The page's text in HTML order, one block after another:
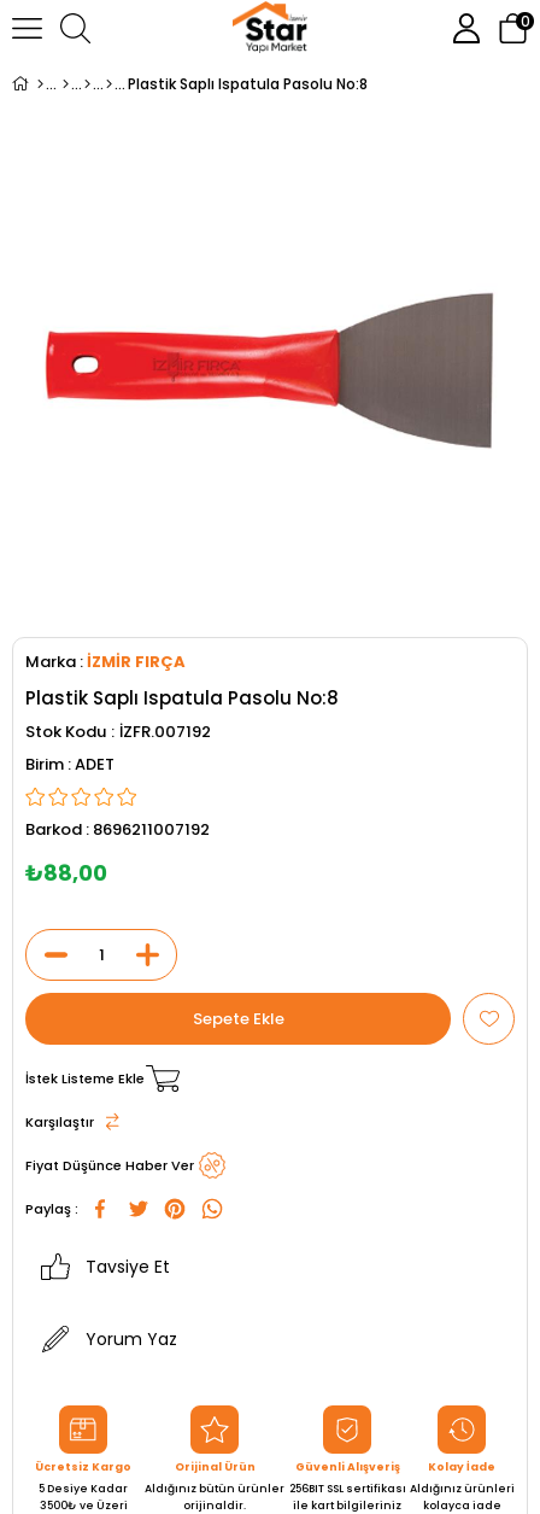
0
Plastik Saplı Ispatula Pasolu No:8
Marka :İZMİR FIRÇA
Plastik Saplı Ispatula Pasolu No:8
Stok Kodu
İZFR.007192
ADET
Barkod : 8696211007192
₺88,00
İstek Listeme Ekle
Karşılaştır
Fiyat Düşünce Haber Ver
Paylaş :
Tavsiye Et
Yorum Yaz
Ücretsiz Kargo
5 Desiye Kadar
3500₺ ve Üzeri
Orijinal Ürün
Aldığınız bütün ürünler
orijinaldir.
Güvenli Alışveriş
256BIT SSL sertifikası
ile kart bilgileriniz
Kolay İade
Aldığınız ürünleri
kolayca iade